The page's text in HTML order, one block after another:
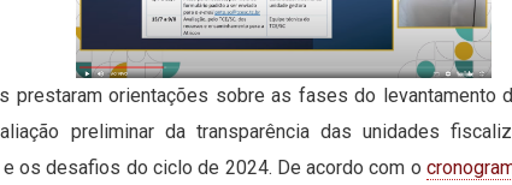
prestaram orientações sobre as fases do levantamento
preliminar da transparência das unidades
os desafios do ciclo de 2024. De acordo com o